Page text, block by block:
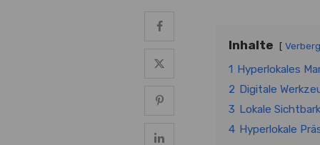
Inhalte
1 Hyperlokales
2 Digitale
3 Lokale
4 Hyperlokale